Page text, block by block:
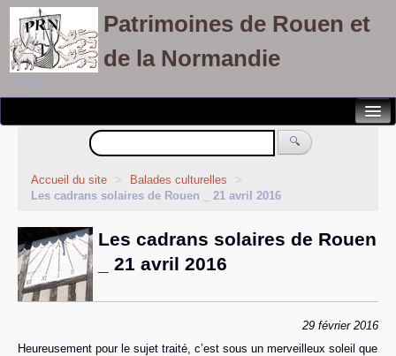
Patrimoines de Rouen et
de la Normandie
PRN
Notre association
Randonnées patrimoines
Balades culturelles
Rallyes pédestres
Adhérents
🔍
Accueil du site > Balades culturelles
>
Les cadrans solaires de Rouen _ 21 avril 2016
Les cadrans solaires de Rouen
_ 21 avril 2016
29 février 2016
Heureusement pour le sujet traité, c’est sous un merveilleux soleil que